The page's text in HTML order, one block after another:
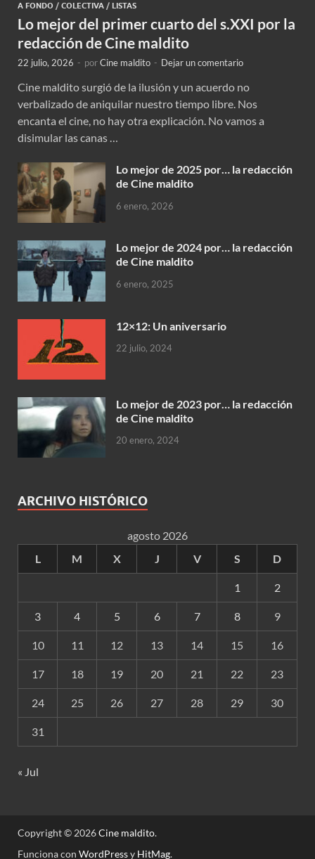
A FONDO / COLECTIVA / LISTAS
Lo mejor del primer cuarto del s.XXI por la
redacción de Cine maldito
22 julio, 2026 - porCine maldito - Dejar un comentario
Cine maldito surgió de la ilusión y un acuerdo no
verbalizado de aniquilar nuestro tiempo libre. Nos
encanta el cine, no hay otra explicación. No vamos a
disimular las canas …
Lo mejor de 2025 por… la redacción
de Cine maldito
6 enero, 2026
Lo mejor de 2024 por… la redacción
de Cine maldito
6 enero, 2025
12×12: Un aniversario
22 julio, 2024
Lo mejor de 2023 por… la redacción
de Cine maldito
20 enero, 2024
ARCHIVO HISTÓRICO
agosto 2026
L
M X J V S D
1 2
3 4 5 6 7 8 9
10 11 12 13 14 15 16
17 18 19 20 21 22 23
24 25 26 27 28 29 30
31
« Jul
Copyright © 2026Cine maldito.
Funciona con WordPressy HitMag.